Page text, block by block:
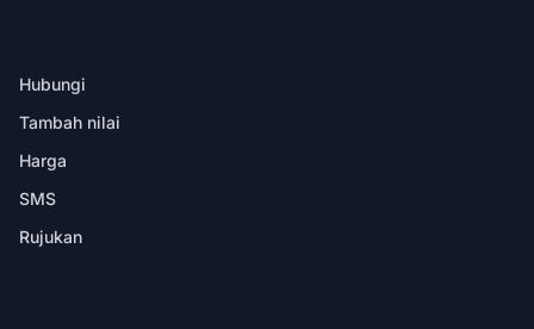
Hubungi
Tambah nilai
Harga
SMS
Rujukan